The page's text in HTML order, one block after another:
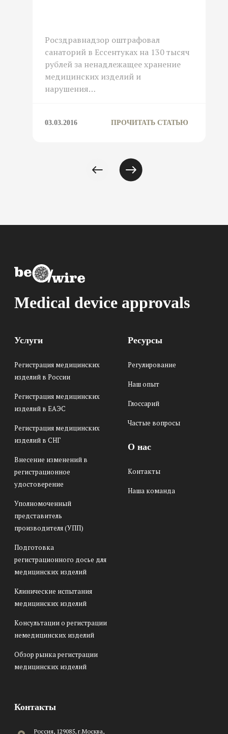
Росздравнадзор оштрафовал
санаторий в Ессентуках на 130 тысяч
рублей за ненадлежащее хранение
медицинских изделий и
нарушения…
03.03.2016 ПРОЧИТАТЬ СТАТЬЮ
Medical device approvals
Услуги
Регистрация медицинских
изделий в России
Регистрация медицинских
изделий в ЕАЭС
Регистрация медицинских
изделий в СНГ
Внесение изменений в
регистрационное
удостоверение
Уполномоченный
представитель
производителя (УПП)
Подготовка
регистрационного досье для
медицинских изделий
Клинические испытания
медицинских изделий
Консультации о регистрации
немедицинских изделий
Обзор рынка регистрации
медицинских изделий
Ресурсы
Регулирование
Наш опыт
Глоссарий
Частые вопросы
О нас
Контакты
Наша команда
Контакты
Россия, 129085, г.Москва,